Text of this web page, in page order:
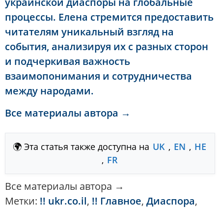
процессы. Елена стремится предоставить
читателям уникальный взгляд на
события, анализируя их с разных сторон
и подчеркивая важность
взаимопонимания и сотрудничества
между народами.
Все материалы автора →
🌍 Эта статья также доступна на UK , EN , HE
, FR
Все материалы автора →
Метки: !! ukr.co.il, !! Главное, Диаспора,